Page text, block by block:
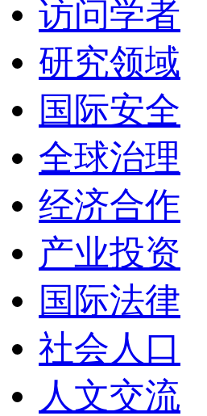
访问学者
研究领域
国际安全
全球治理
经济合作
产业投资
国际法律
社会人口
人文交流